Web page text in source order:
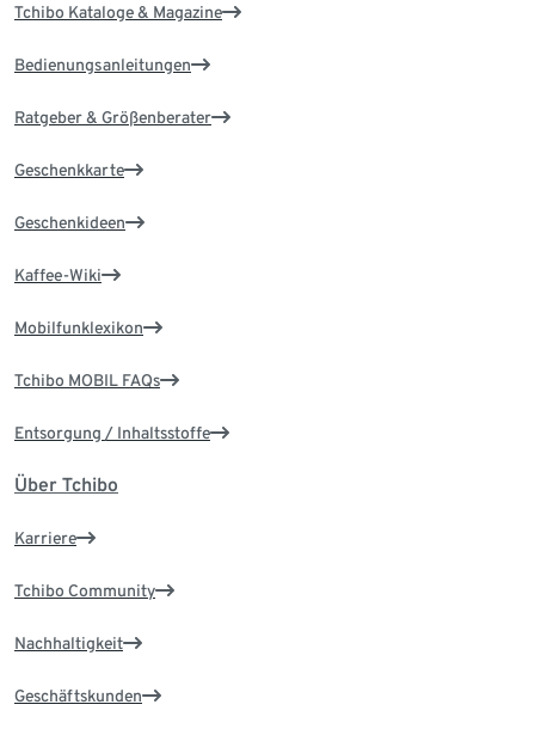
Tchibo Kataloge & Magazine
Bedienungsanleitungen
Ratgeber & Größenberater
Geschenkkarte
Geschenkideen
Kaffee-Wiki
Mobilfunklexikon
Tchibo MOBIL FAQs
Entsorgung / Inhaltsstoffe
Über Tchibo
Karriere
Tchibo Community
Nachhaltigkeit
Geschäftskunden